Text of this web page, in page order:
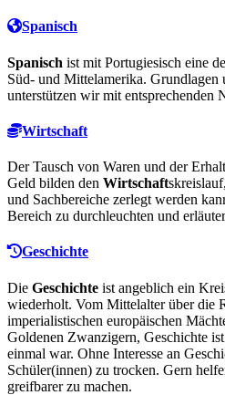
Spanisch
Spanisch ist mit Portugiesisch eine
Süd- und Mittelamerika. Grundlagen
unterstützen wir mit entsprechenden
Wirtschaft
Der Tausch von Waren und der
Geld bilden den Wirtschaft
und Sachbereiche zerlegt werden
Bereich zu durchleuchten und
Geschichte
Die Geschichte ist angeblich ein
wiederholt. Vom Mittelalter über die
imperialistischen europäischen
Goldenen Zwanzigern, Geschichte
einmal war. Ohne Interesse an
Schüler(innen) zu trocken. Gern
greifbarer zu machen.